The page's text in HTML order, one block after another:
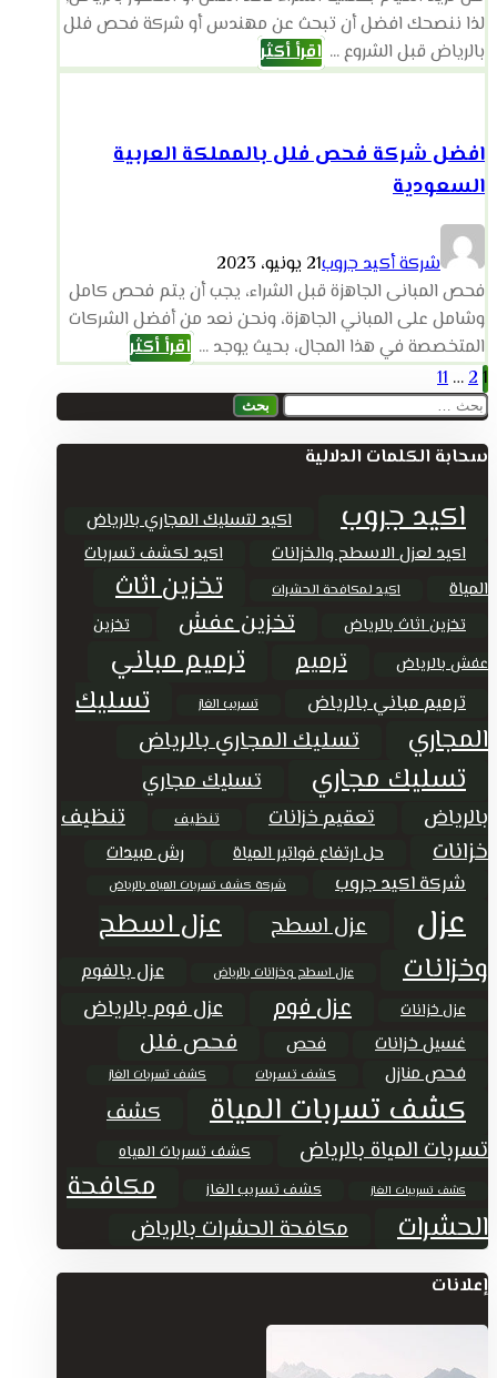
لذا ننصحك افضل أن تبحث عن مهندس أو شركة فحص فلل
بالرياض قبل الشروع ... اقرأ أكثر
افضل شركة فحص فلل بالمملكة العربية
السعودية
شركة أكيد جروب21 يونيو، 2023
فحص المبانى الجاهزة قبل الشراء، يجب أن يتم فحص كامل
وشامل على المباني الجاهزة، ونحن نعد من أفضل الشركات
المتخصصة في هذا المجال، بحيث يوجد ... اقرأ أكثر
تعدد
صفحات
المقالات
1
2
…
11
البحث
سحابة الكلمات الدلالية
اكيد جروب اكيد لتسليك المجاري بالرياض
اكيد لعزل الاسطح والخزانات
اكيد لكشف تسربات
المياة
اكيد لمكافحة الحشرات تخزين اثاث
تخزين اثاث بالرياض تخزين عفش
تخزين
عفش بالرياض
ترميم ترميم مباني
ترميم مباني بالرياض تسريب الغاز
تسليك
المجاري
تسليك المجاري بالرياض
تسليك مجاري
تسليك مجاري
بالرياض
تعقيم خزانات تنظيف
تنظيف
خزانات
حل ارتفاع فواتير المياة رش مبيدات
شركة اكيد جروب شركة كشف تسربات المياه بالرياض
عزل عزل اسطح
عزل اسطح
وخزانات
عزل اسطح وخزانات بالرياض عزل بالفوم
عزل خزانات عزل فوم عزل فوم بالرياض
غسيل خزانات فحص فحص فلل
فحص منازل كشف تسربات كشف تسربات الغاز
كشف تسربات المياة
كشف
تسربات المياة بالرياض
كشف تسربات المياه
كشف تسريبات الغاز كشف تسريب الغاز
مكافحة
الحشرات
مكافحة الحشرات بالرياض
إعلانات